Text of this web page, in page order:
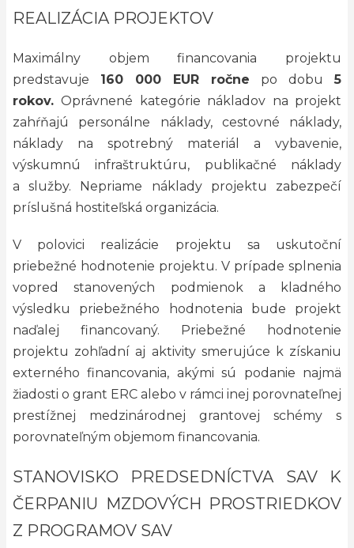
REALIZÁCIA PROJEKTOV
Maximálny objem financovania projektu
predstavuje 160 000 EUR ročne po dobu 5
rokov.Oprávnené kategórie nákladov na projekt
zahŕňajú personálne náklady, cestovné náklady,
náklady na spotrebný materiál a vybavenie,
výskumnú infraštruktúru, publikačné náklady
a služby. Nepriame náklady projektu zabezpečí
príslušná hostiteľská organizácia.
V polovici realizácie projektu sa uskutoční
priebežné hodnotenie projektu. V prípade splnenia
vopred stanovených podmienok a kladného
výsledku priebežného hodnotenia bude projekt
naďalej financovaný. Priebežné hodnotenie
projektu zohľadní aj aktivity smerujúce k získaniu
externého financovania, akými sú podanie najmä
žiadosti o grant ERC alebo v rámci inej porovnateľnej
prestížnej medzinárodnej grantovej schémy s
porovnateľným objemom financovania.
STANOVISKO PREDSEDNÍCTVA SAV K
ČERPANIU MZDOVÝCH PROSTRIEDKOV
Z PROGRAMOV SAV